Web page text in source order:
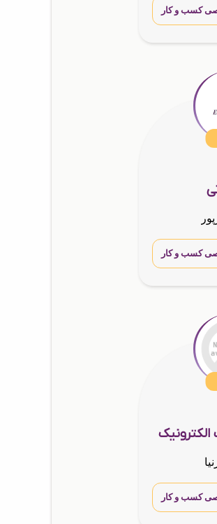
کسب و کار
کسب و کار
کسب و کار